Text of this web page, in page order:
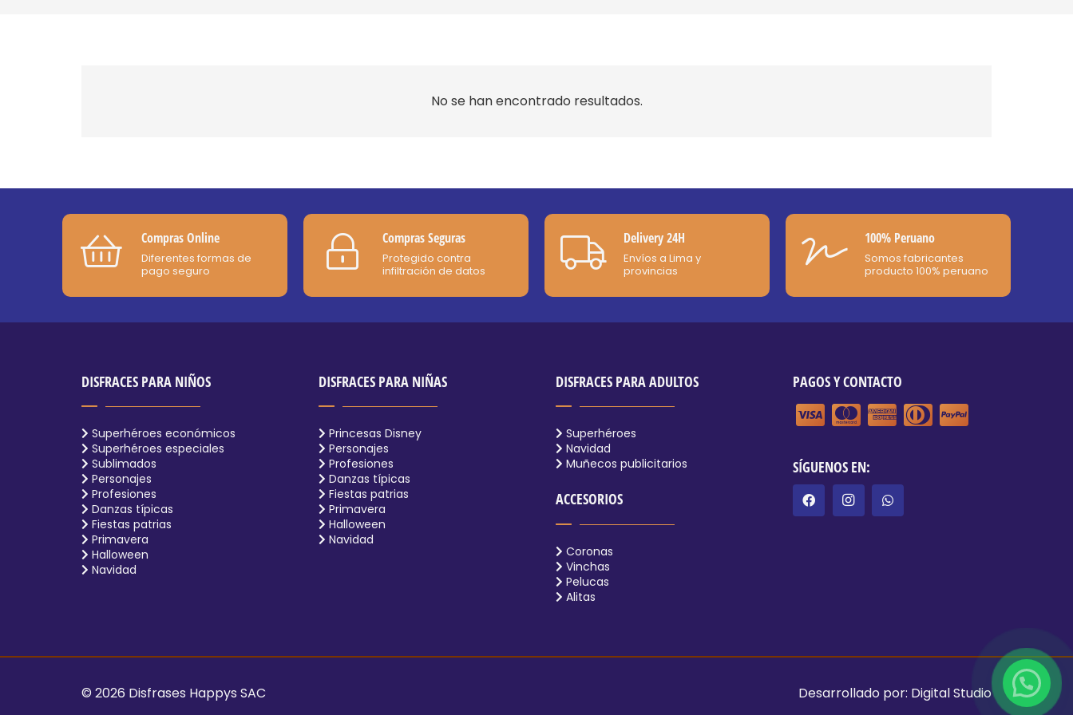
No se han encontrado resultados.
Compras Online
Diferentes formas de
pago seguro
Compras Seguras
Protegido contra
infiltración de datos
Delivery 24H
Envíos a Lima y
provincias
100% Peruano
Somos fabricantes
producto 100% peruano
DISFRACES PARA NIÑOS
Superhéroes económicos
Superhéroes especiales
Sublimados
Personajes
Profesiones
Danzas típicas
Fiestas patrias
Primavera
Halloween
Navidad
DISFRACES PARA NIÑAS
Princesas Disney
Personajes
Profesiones
Danzas típicas
Fiestas patrias
Primavera
Halloween
Navidad
DISFRACES PARA ADULTOS
Superhéroes
Navidad
Muñecos publicitarios
ACCESORIOS
Coronas
Vinchas
Pelucas
Alitas
PAGOS Y CONTACTO
SÍGUENOS EN:
© 2026 Disfrases Happys SAC Desarrollado por: Digital Studio